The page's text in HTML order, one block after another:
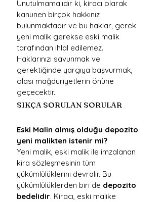
Unutulmamalıdır ki, kiracı olarak
kanunen birçok hakkınız
bulunmaktadır ve bu haklar, gerek
yeni malik gerekse eski malik
tarafından ihlal edilemez.
Haklarınızı savunmak ve
gerektiğinde yargıya başvurmak,
olası mağduriyetlerin önüne
geçecektir.
SIKÇA SORULAN SORULAR​
Eski Malin almış olduğu depozito
yeni malikten istenir mi?
Yeni malik, eski malik ile imzalanan
kira sözleşmesinin tüm
yükümlülüklerini devralır. Bu
yükümlülüklerden biri de depozito
bedelidir. Kiracı, eski malike